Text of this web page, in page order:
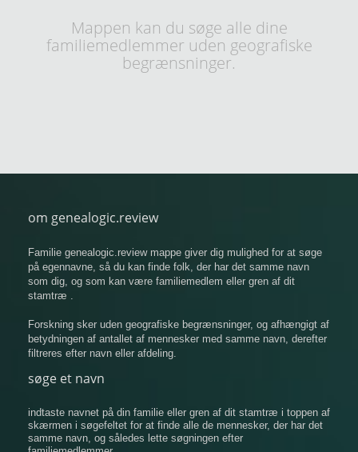
Mappen kan du søge alle dine
familiemedlemmer uden geografiske
begrænsninger.
om genealogic.review
Familie genealogic.review mappe giver dig mulighed for at søge
på egennavne, så du kan finde folk, der har det samme navn
som dig, og som kan være familiemedlem eller gren af ​​dit
stamtræ .
Forskning sker uden geografiske begrænsninger, og afhængigt af
betydningen af ​​antallet af mennesker med samme navn, derefter
filtreres efter navn eller afdeling.
søge et navn
indtaste navnet på din familie eller gren af ​​dit stamtræ i toppen af
​​skærmen i søgefeltet for at finde alle de mennesker, der har det
samme navn, og således lette søgningen efter